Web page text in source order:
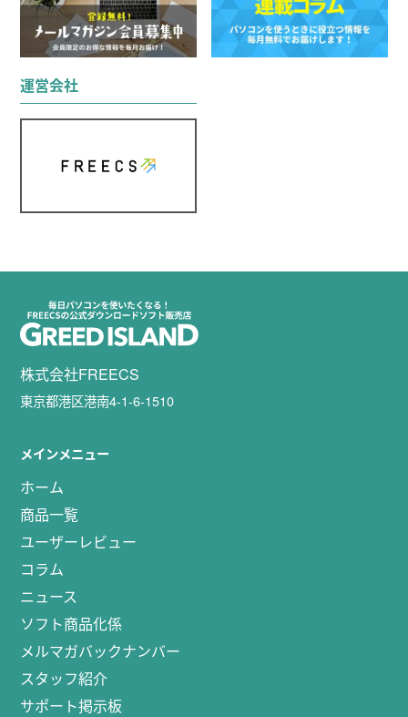
運営会社
株式会社FREECS
東京都港区港南4-1-6-1510
メインメニュー
ホーム
商品一覧
ユーザーレビュー
コラム
ニュース
ソフト商品化係
メルマガバックナンバー
スタッフ紹介
サポート掲示板